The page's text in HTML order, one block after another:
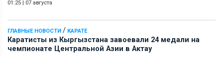
01:25 | 07 августа
ГЛАВНЫЕ НОВОСТИ / КАРАТЕ
Каратисты из Кыргызстана завоевали 24 медали на
чемпионате Центральной Азии в Актау